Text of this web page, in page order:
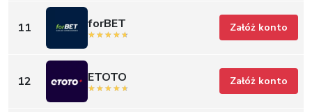
11 forBET Załóż konto
12 ETOTO Załóż konto